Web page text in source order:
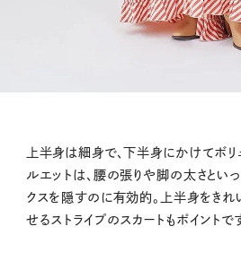
上半身は細身で、下半身にかけてボリ
ルエットは、腰の張りや脚の太さとい
クスを隠すのに有効的。上半身をきれ
せるストライプのスカートもポイントで